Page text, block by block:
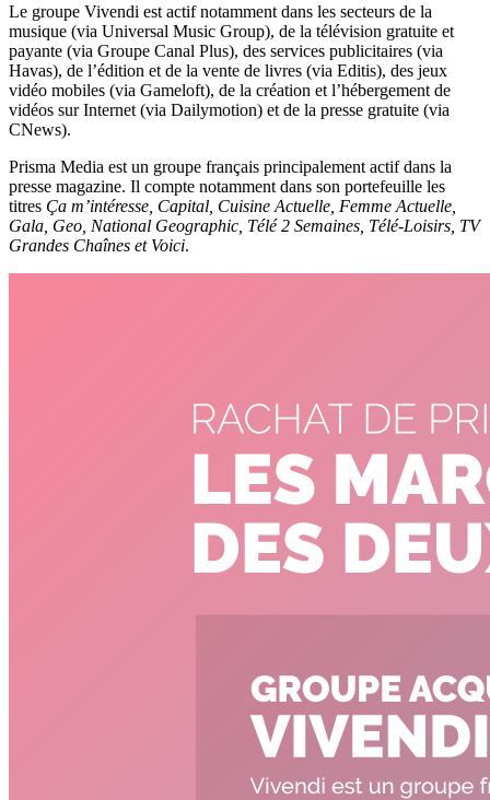
Le groupe Vivendi est actif notamment dans les secteurs de la
musique (via Universal Music Group), de la télévision gratuite et
payante (via Groupe Canal Plus), des services publicitaires (via
Havas), de l’édition et de la vente de livres (via Editis), des jeux
vidéo mobiles (via Gameloft), de la création et l’hébergement de
vidéos sur Internet (via Dailymotion) et de la presse gratuite (via
CNews).
Prisma Media est un groupe français principalement actif dans la
presse magazine. Il compte notamment dans son portefeuille les
titres Ça m’intéresse, Capital, Cuisine Actuelle, Femme Actuelle,
Gala, Geo, National Geographic, Télé 2 Semaines, Télé-Loisirs, TV
Grandes Chaînes et Voici.